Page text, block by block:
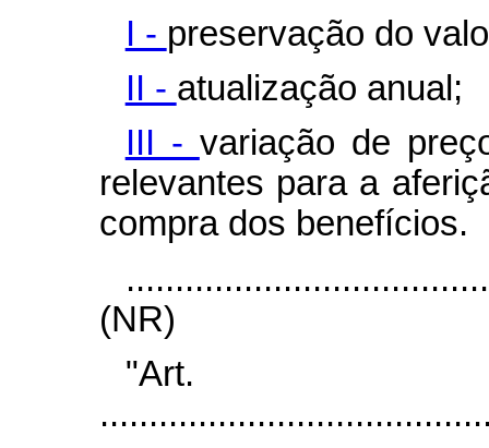
I - preservação do
II - atualização anual;
III - variação de
relevantes para a
compra dos benefícios.
(NR)